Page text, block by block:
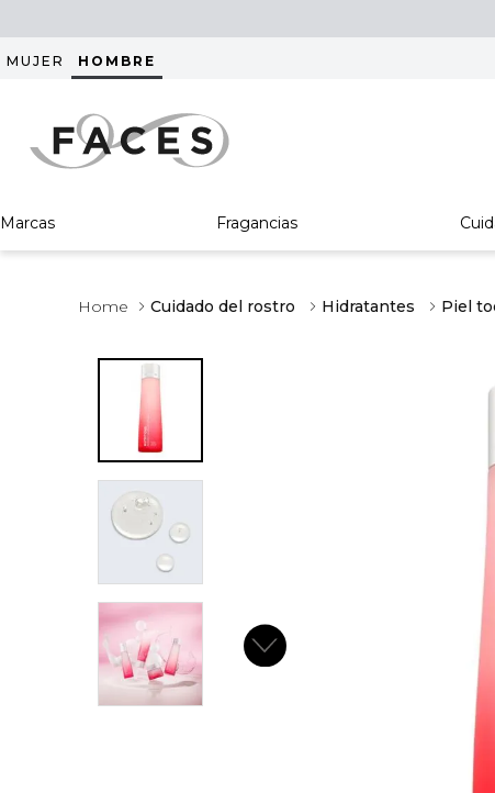
MUJER HOMBRE
Marcas Fragancias
Cuidado del rostro Hidratantes Piel